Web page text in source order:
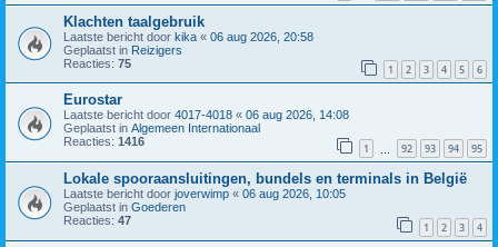
Klachten taalgebruik
Laatste bericht door kika « 06 aug 2026, 20:58
Geplaatst in Reizigers
Reacties: 75 1 2 3 4 5 6
Eurostar
Laatste bericht door 4017-4018 « 06 aug 2026, 14:08
Geplaatst in Algemeen Internationaal
Reacties: 1416 1 92 93 94 95
Lokale spooraansluitingen, bundels en terminals in België
Laatste bericht door joverwimp « 06 aug 2026, 10:05
Geplaatst in Goederen
Reacties: 47 1 2 3 4